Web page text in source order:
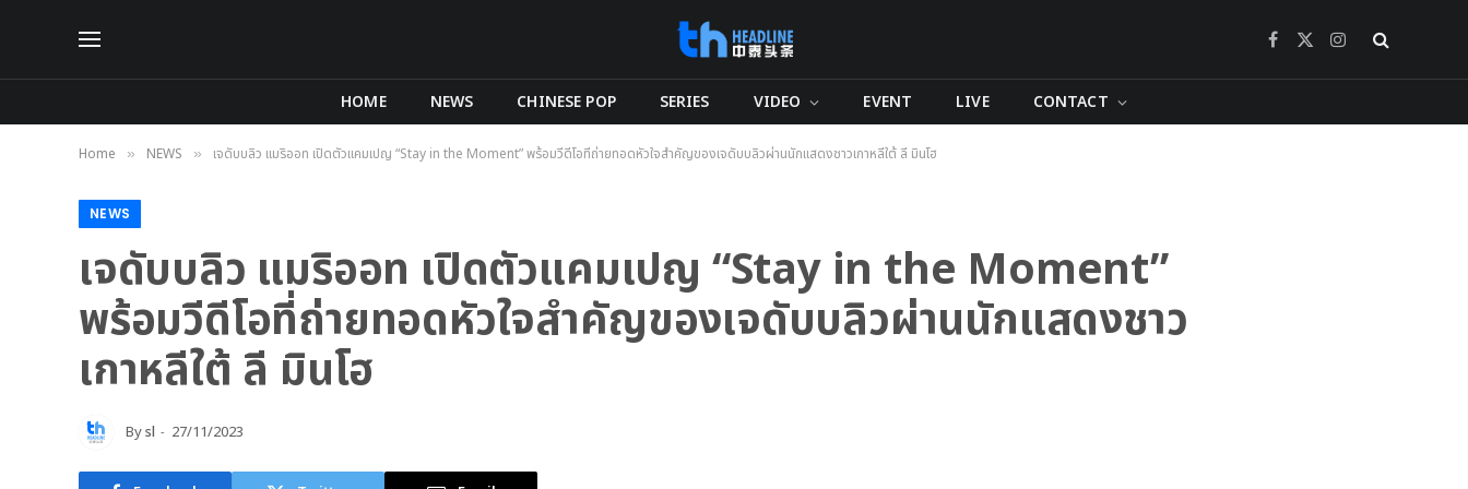
Facebook
X
Instagram
HOME NEWS CHINESE POP SERIES VIDEO EVENT LIVE CONTACT
Home » NEWS » เจดับบลิว แมริออท เปิดตัวแคมเปญ “Stay in the Moment” พร้อมวีดีโอที่ถ่ายทอดหัวใจสำคัญของเจดับบลิวผ่านนักแสดงชาวเกาหลีใต้ ลี มินโฮ
NEWS
เจดับบลิว แมริออท เปิดตัวแคมเปญ “Stay in the Moment”
พร้อมวีดีโอที่ถ่ายทอดหัวใจสำคัญของเจดับบลิวผ่านนักแสดงชาว
เกาหลีใต้ ลี มินโฮ
Bysl 27/11/2023